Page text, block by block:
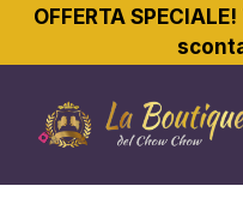
OFFERTA
contenuto